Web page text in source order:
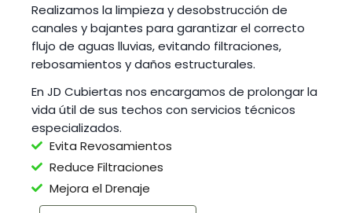
Realizamos la limpieza y desobstrucción de
canales y bajantes para garantizar el correcto
flujo de aguas lluvias, evitando filtraciones,
rebosamientos y daños estructurales.
En JD Cubiertas nos encargamos de prolongar la
vida útil de sus techos con servicios técnicos
especializados.
Evita Revosamientos
Reduce Filtraciones
Mejora el Drenaje